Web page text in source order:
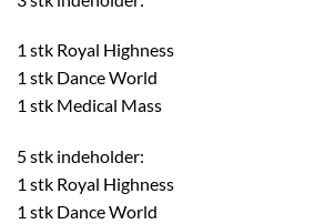
1 stk Royal Highness
1 stk Dance World
1 stk Medical Mass
5 stk indeholder:
1 stk Royal Highness
1 stk Dance World